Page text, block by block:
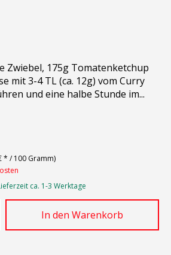
Zwiebel, 175g Tomatenketchup
mit 3-4 TL (ca. 12g) vom Curry
und eine halbe Stunde im...
* / 100 Gramm)
ca. 1-3 Werktage
In den Warenkorb